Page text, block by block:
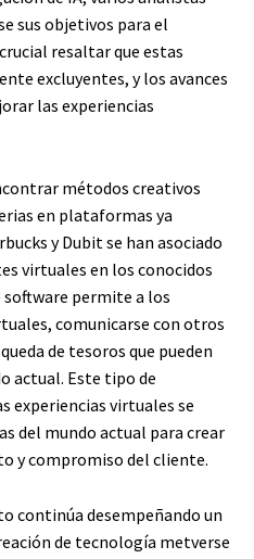
sus objetivos para el
resaltar que estas
excluyentes, y los avances
las experiencias
métodos creativos
en plataformas ya
y Dubit se han asociado
virtuales en los conocidos
software permite a los
comunicarse con otros
de tesoros que pueden
actual. Este tipo de
experiencias virtuales se
del mundo actual para crear
y compromiso del cliente.
continúa desempeñando un
de tecnología metverse